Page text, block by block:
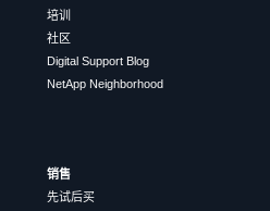
培训
社区
Digital Support Blog
NetApp Neighborhood
销售
先试后买